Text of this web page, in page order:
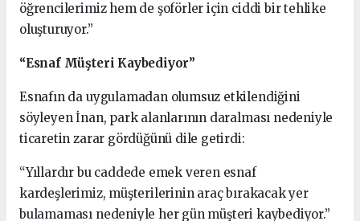
öğrencilerimiz hem de şoförler için ciddi bir tehlike
oluşturuyor.”
“Esnaf Müşteri Kaybediyor”
Esnafın da uygulamadan olumsuz etkilendiğini
söyleyen İnan, park alanlarının daralması nedeniyle
ticaretin zarar gördüğünü dile getirdi:
“Yıllardır bu caddede emek veren esnaf
kardeşlerimiz, müşterilerinin araç bırakacak yer
bulamaması nedeniyle her gün müşteri kaybediyor.”